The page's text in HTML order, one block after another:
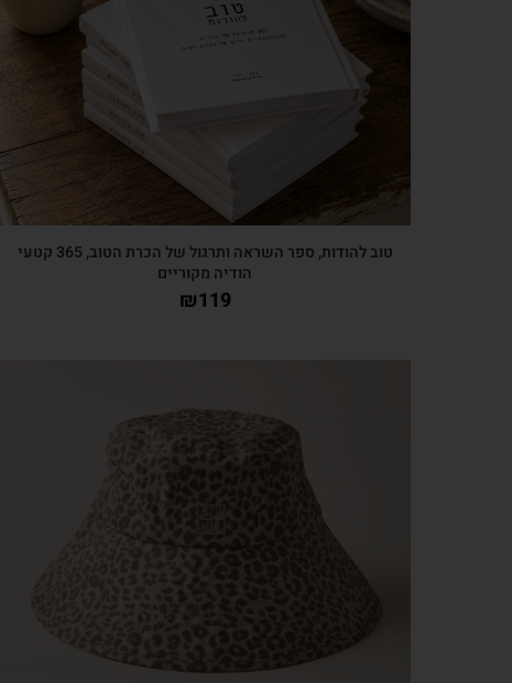
צפייה מהירה
טוב להודות, ספר השראה ותרגול של הכרת הטוב, 365 קטעי
הודיה מקוריים
₪119